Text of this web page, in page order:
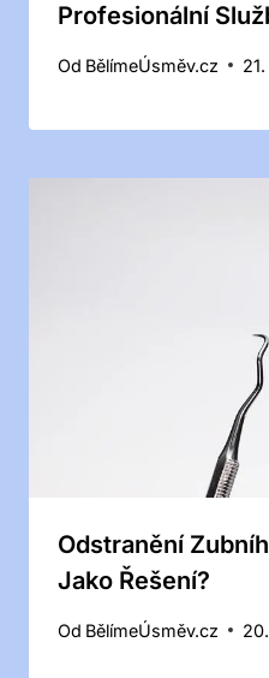
Profesionální
Od BělímeÚsměv.cz
Odstranění
Jako Řešení?
Od BělímeÚsměv.cz